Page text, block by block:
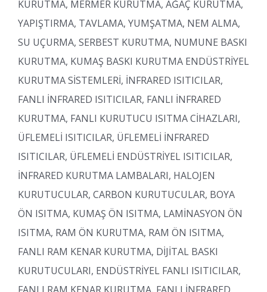
KURUTMA, MERMER KURUTMA, AĞAÇ KURUTMA,
YAPIŞTIRMA, TAVLAMA, YUMŞATMA, NEM ALMA,
SU UÇURMA, SERBEST KURUTMA, NUMUNE BASKI
KURUTMA, KUMAŞ BASKI KURUTMA ENDÜSTRİYEL
KURUTMA SİSTEMLERİ, İNFRARED ISITICILAR,
FANLI İNFRARED ISITICILAR, FANLI İNFRARED
KURUTMA, FANLI KURUTUCU ISITMA CİHAZLARI,
ÜFLEMELİ ISITICILAR, ÜFLEMELİ İNFRARED
ISITICILAR, ÜFLEMELİ ENDÜSTRİYEL ISITICILAR,
İNFRARED KURUTMA LAMBALARI, HALOJEN
KURUTUCULAR, CARBON KURUTUCULAR, BOYA
ÖN ISITMA, KUMAŞ ÖN ISITMA, LAMİNASYON ÖN
ISITMA, RAM ÖN KURUTMA, RAM ÖN ISITMA,
FANLI RAM KENAR KURUTMA, DİJİTAL BASKI
KURUTUCULARI, ENDÜSTRİYEL FANLI ISITICILAR,